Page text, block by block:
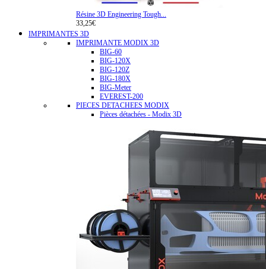
Résine 3D Engineering Tough...
33,25€
IMPRIMANTES 3D
IMPRIMANTE MODIX 3D
BIG-60
BIG-120X
BIG-120Z
BIG-180X
BIG-Meter
EVEREST-200
PIECES DETACHEES MODIX
Pièces détachées - Modix 3D